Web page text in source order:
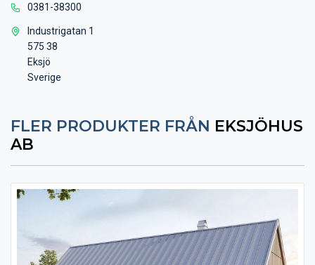
0381-38300
Industrigatan 1
575 38
Eksjö
Sverige
FLER PRODUKTER FRÅN EKSJÖHUS
AB